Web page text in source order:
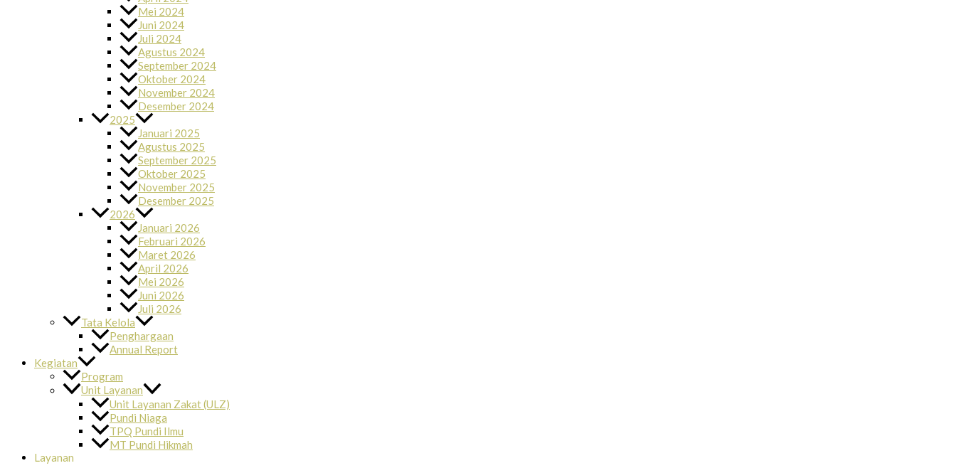
Mei 2024
Juni 2024
Juli 2024
Agustus 2024
September 2024
Oktober 2024
November 2024
Desember 2024
2025
Januari 2025
Agustus 2025
September 2025
Oktober 2025
November 2025
Desember 2025
2026
Januari 2026
Februari 2026
Maret 2026
April 2026
Mei 2026
Juni 2026
Juli 2026
Tata Kelola
Penghargaan
Annual Report
Kegiatan
Program
Unit Layanan
Unit Layanan Zakat (ULZ)
Pundi Niaga
TPQ Pundi Ilmu
MT Pundi Hikmah
Layanan